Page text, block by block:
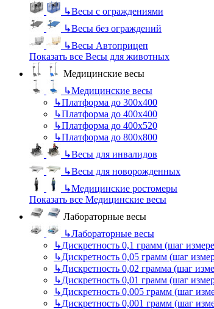
↳Весы с ограждениями
↳Весы без ограждений
↳Весы Автоприцеп
Показать все Весы для животных
Медицинские весы
↳Медицинские весы
↳Платформа до 300х400
↳Платформа до 400х400
↳Платформа до 400х520
↳Платформа до 800х800
↳Весы для инвалидов
↳Весы для новорожденных
↳Медицинские ростомеры
Показать все Медицинские весы
Лабораторные весы
↳Лабораторные весы
↳Дискретность 0,1 грамм (шаг
↳Дискретность 0,05 грамм (шаг
↳Дискретность 0,02 грамма (шаг
↳Дискретность 0,01 грамм (шаг
↳Дискретность 0,005 грамм (шаг
↳Дискретность 0,001 грамм (шаг